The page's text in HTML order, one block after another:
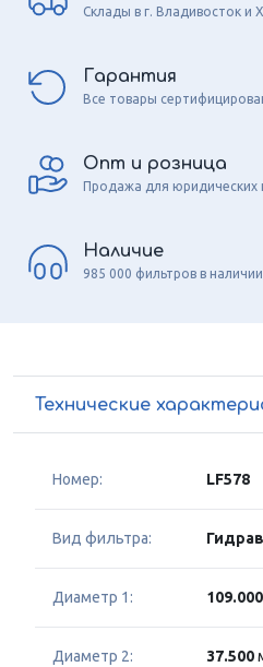
Склады в г. Владивосток и
Гарантия
Все товары
Опт и розница
Продажа для юридических
Наличие
985 000 фильтров в
Технические
Номер: LF578
Вид фильтра:
Диаметр 1: 109.000
Диаметр 2: 37.500